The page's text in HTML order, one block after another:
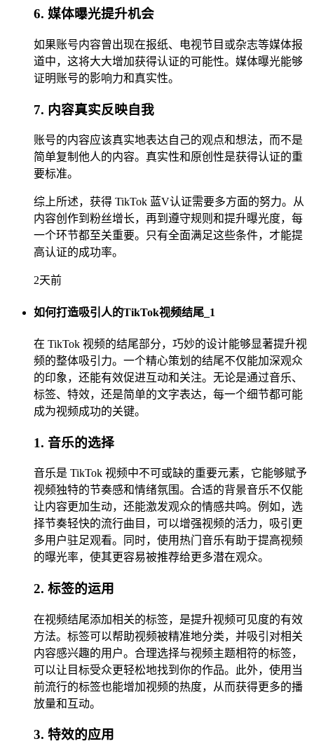
6. 媒体曝光提升机会
如果账号内容曾出现在报纸、电视节目或杂志等媒体报
道中，这将大大增加获得认证的可能性。媒体曝光能够
证明账号的影响力和真实性。
7. 内容真实反映自我
账号的内容应该真实地表达自己的观点和想法，而不是
简单复制他人的内容。真实性和原创性是获得认证的重
要标准。
综上所述，获得 TikTok 蓝V认证需要多方面的努力。从
内容创作到粉丝增长，再到遵守规则和提升曝光度，每
一个环节都至关重要。只有全面满足这些条件，才能提
高认证的成功率。
2天前
如何打造吸引人的TikTok视频结尾_1
在 TikTok 视频的结尾部分，巧妙的设计能够显著提升视
频的整体吸引力。一个精心策划的结尾不仅能加深观众
的印象，还能有效促进互动和关注。无论是通过音乐、
标签、特效，还是简单的文字表达，每一个细节都可能
成为视频成功的关键。
1. 音乐的选择
音乐是 TikTok 视频中不可或缺的重要元素，它能够赋予
视频独特的节奏感和情绪氛围。合适的背景音乐不仅能
让内容更加生动，还能激发观众的情感共鸣。例如，选
择节奏轻快的流行曲目，可以增强视频的活力，吸引更
多用户驻足观看。同时，使用热门音乐有助于提高视频
的曝光率，使其更容易被推荐给更多潜在观众。
2. 标签的运用
在视频结尾添加相关的标签，是提升视频可见度的有效
方法。标签可以帮助视频被精准地分类，并吸引对相关
内容感兴趣的用户。合理选择与视频主题相符的标签，
可以让目标受众更轻松地找到你的作品。此外，使用当
前流行的标签也能增加视频的热度，从而获得更多的播
放量和互动。
3. 特效的应用